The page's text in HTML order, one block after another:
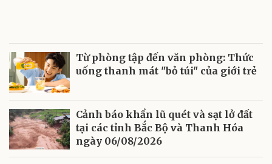
Từ phòng tập đến văn phòng: Thức
uống thanh mát "bỏ túi" của giới trẻ
Cảnh báo khẩn lũ quét và sạt lở đất
tại các tỉnh Bắc Bộ và Thanh Hóa
ngày 06/08/2026